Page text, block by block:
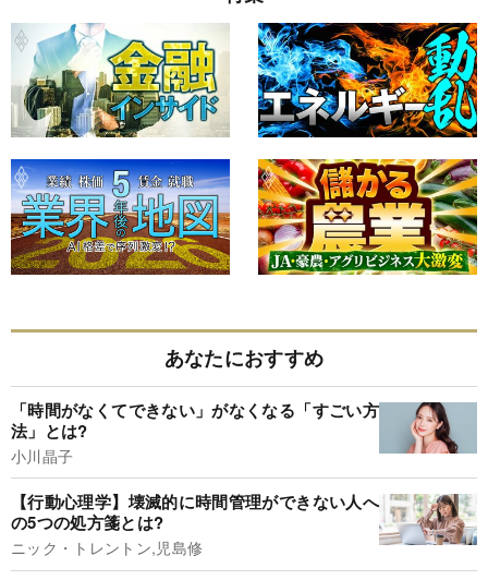
あなたにおすすめ
「時間がなくてできない」がなくなる「すごい方
法」とは?
小川晶子
【行動心理学】壊滅的に時間管理ができない人へ
の5つの処方箋とは?
ニック・トレントン,児島修